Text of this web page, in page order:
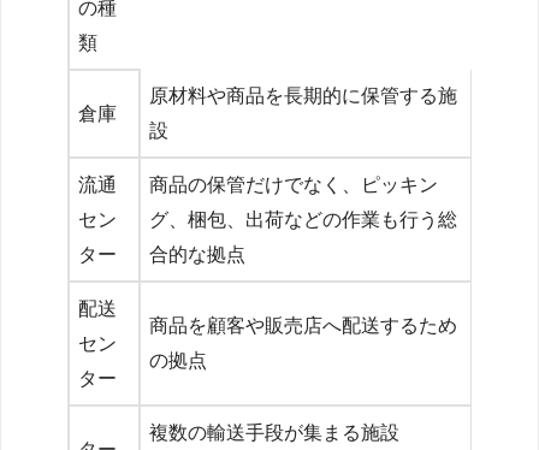
の種
類
倉庫
原材料や商品を長期的に保管する施
設
流通
セン
ター
商品の保管だけでなく、ピッキン
グ、梱包、出荷などの作業も行う総
合的な拠点
配送
セン
ター
商品を顧客や販売店へ配送するため
の拠点
複数の輸送手段が集まる施設